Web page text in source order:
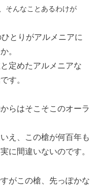
そんなことあるわけが
とりがアルメニアに
。
定めたアルメニアな
す。
らはそこそこのオーラ
え、この槍が何百年も
に間違いないのです。
がこの槍、先っぽかな